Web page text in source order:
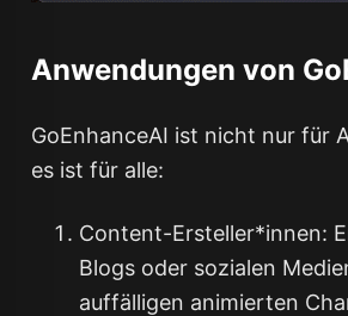
Anwendungen von
GoEnhanceAI ist nicht nur für
es ist für alle:
Content-Ersteller*innen:
Blogs oder sozialen
auffälligen animierten